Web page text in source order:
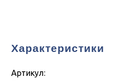
Характеристики
Артикул: